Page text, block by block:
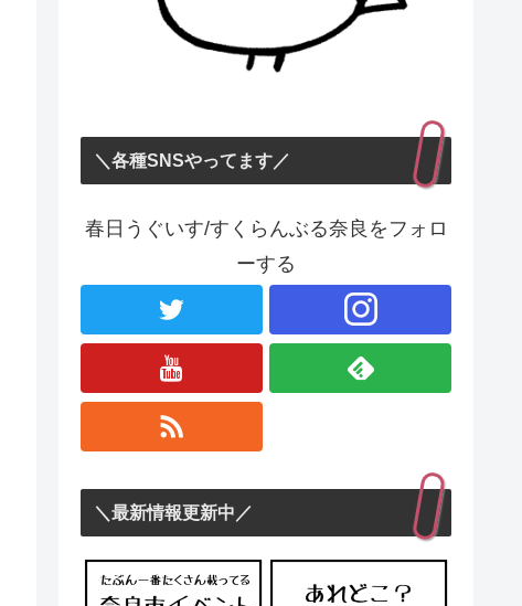
＼各種SNSやってます／
春日うぐいす/すくらんぶる奈良をフォロ
ーする
＼最新情報更新中／